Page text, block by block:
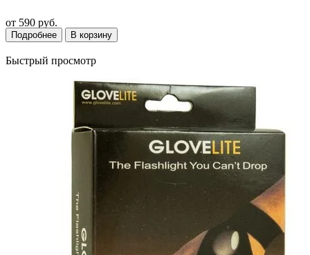
от 590 руб.
Подробнее В корзину
Быстрый просмотр